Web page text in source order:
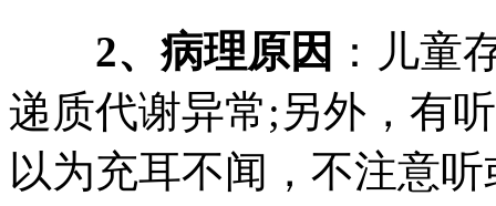
2、病理原因 ：儿童
递质代谢异常;另外，有
以为充耳不闻，不注意